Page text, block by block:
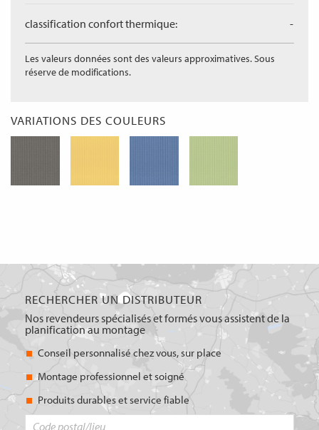
classification confort thermique: -
Les valeurs données sont des valeurs approximatives. Sous
réserve de modifications.
VARIATIONS DES COULEURS
RECHERCHER UN DISTRIBUTEUR
Nos revendeurs spécialisés et formés vous assistent de la
planification au montage
Conseil personnalisé chez vous, sur place
Montage professionnel et soigné
Produits durables et service fiable